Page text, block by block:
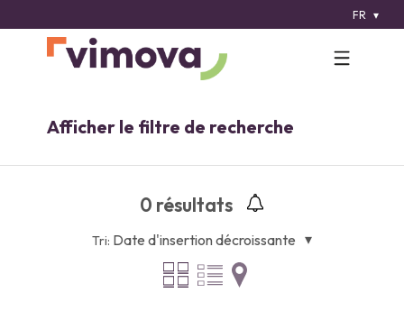
FR
Afficher le filtre de recherche
0 résultats
Tri: Date d'insertion décroissante